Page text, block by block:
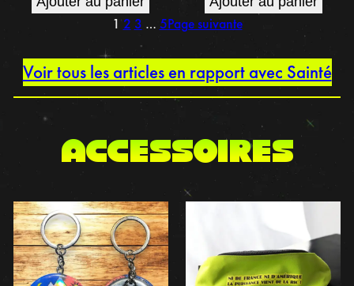
1 2 3 … 5Page suivante
Voir tous les articles en rapport avec Sainté
accessoires